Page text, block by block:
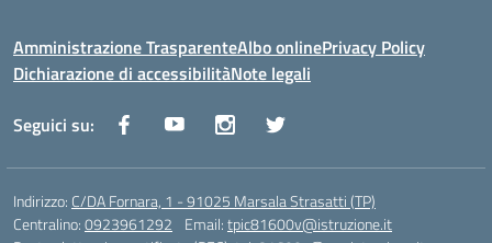
Amministrazione TrasparenteAlbo onlinePrivacy Policy
Dichiarazione di accessibilitàNote legali
Seguici su:
Indirizzo: C/DA Fornara, 1 - 91025 Marsala Strasatti (TP)
Centralino:0923961292 Email:tpic81600v@istruzione.it